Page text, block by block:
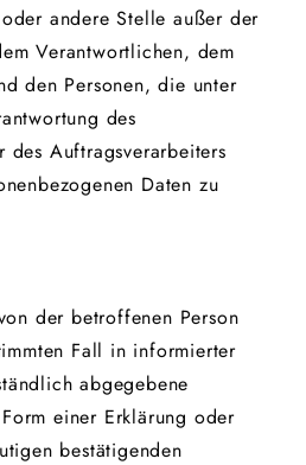
andere Stelle außer der
Verantwortlichen, dem
den Personen, die unter
des
Auftragsverarbeiters
Daten zu
der betroffenen Person
Fall in informierter
abgegebene
einer Erklärung oder
bestätigenden